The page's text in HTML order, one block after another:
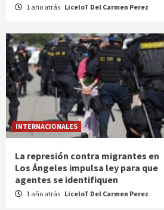
1 año atrás LiceloT Del Carmen Perez
INTERNACIONALES
La represión contra migrantes en
Los Ángeles impulsa ley para que
agentes se identifiquen
1 año atrás LiceloT Del Carmen Perez